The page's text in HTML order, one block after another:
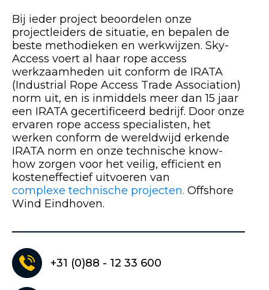
Bij ieder project beoordelen onze
projectleiders de situatie, en bepalen de
beste methodieken en werkwijzen. Sky-
Access voert al haar rope access
werkzaamheden uit conform de IRATA
(Industrial Rope Access Trade Association)
norm uit, en is inmiddels meer dan 15 jaar
een IRATA gecertificeerd bedrijf. Door onze
ervaren rope access specialisten, het
werken conform de wereldwijd erkende
IRATA norm en onze technische know-
how zorgen voor het veilig, efficient en
kosteneffectief uitvoeren van
complexe technische projecten. Offshore
Wind Eindhoven.
+31 (0)88 - 12 33 600